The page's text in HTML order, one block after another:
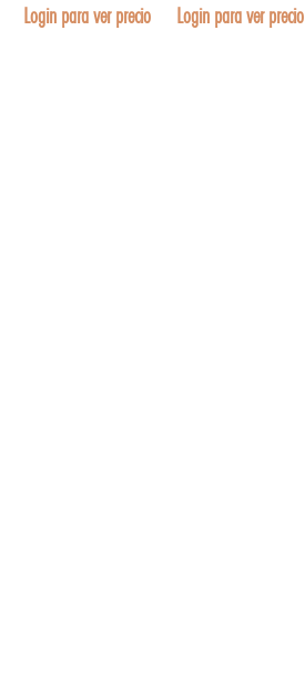
Login para ver precio
Login para ver precio